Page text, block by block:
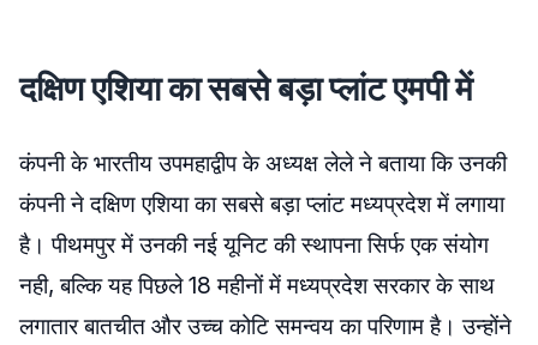
दक्षिण एशिया का सबसे बड़ा प्लांट एमपी में
कंपनी के भारतीय उपमहाद्वीप के अध्यक्ष लेले ने बताया कि उनकी
कंपनी ने दक्षिण एशिया का सबसे बड़ा प्लांट मध्यप्रदेश में लगाया
है। पीथमपुर में उनकी नई यूनिट की स्थापना सिर्फ एक संयोग
नही, बल्कि यह पिछले 18 महीनों में मध्यप्रदेश सरकार के साथ
लगातार बातचीत और उच्च कोटि समन्वय का परिणाम है। उन्होंने